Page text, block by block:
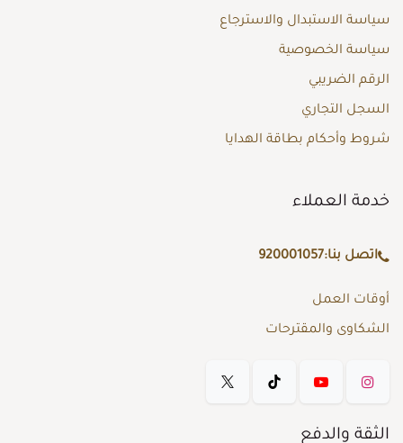
سياسة الاستبدال والاسترجاع
سياسة الخصوصية
الرقم الضريبي
السجل التجاري
شروط وأحكام بطاقة الهدايا
خدمة العملاء
اتصل بنا:920001057
أوقات العمل
الشكاوى والمقترحات
الثقة والدفع